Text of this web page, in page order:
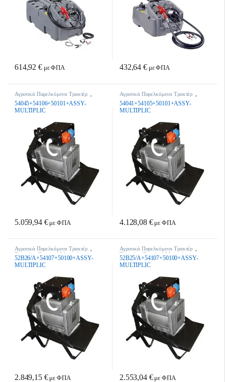
614,92€με ΦΠΑ 432,64€με ΦΠΑ
Αγροτικά Παρελκόμενα Τρακτέρ
54045+54106+50101+ASSY-
MULTIPLIC
5.059,94 €με ΦΠΑ
Αγροτικά Παρελκόμενα Τρακτέρ
54041+54105+50101+ASSY-
MULTIPLIC
4.128,08 €με ΦΠΑ
Αγροτικά Παρελκόμενα Τρακτέρ ,
Τρακτέρ - Γεωργικά Μηχανήματα
52B26/A+54107+50100+ASSY-
MULTIPLIC
2.849,15 €με ΦΠΑ
Αγροτικά Παρελκόμενα Τρακτέρ ,
Τρακτέρ - Γεωργικά Μηχανήματα
52B25/A+54107+50100+ASSY-
MULTIPLIC
2.553,04 €με ΦΠΑ